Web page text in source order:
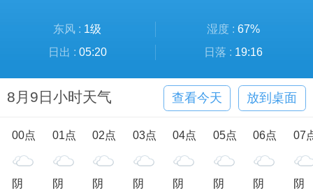
东风 : 1级 湿度 : 67%
日出 : 05:20 日落 : 19:16
8月9日小时天气 查看今天 放到桌面
00点
阴
01点
阴
02点
阴
03点
阴
04点
阴
05点
阴
06点
阴
07
阴